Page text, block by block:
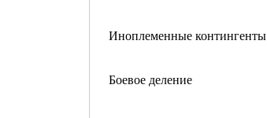
Иноплеменные контингенты
Боевое деление